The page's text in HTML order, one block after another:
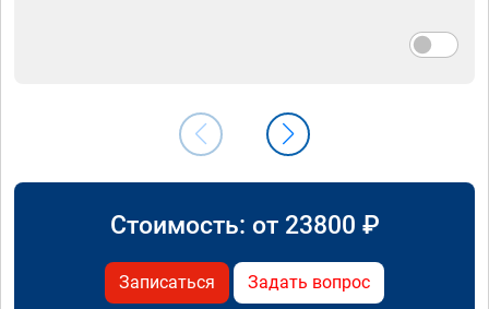
Стоимость: от 23800 ₽
Записаться Задать вопрос